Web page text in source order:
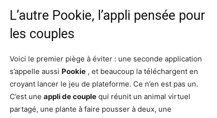
L’autre Pookie, l’appli pensée pour
les couples
Voici le premier piège à éviter : une seconde application
s’appelle aussi Pookie , et beaucoup la téléchargent en
croyant lancer le jeu de plateforme. Ce n’en est pas un.
C’est une appli de couple qui réunit un animal virtuel
partagé, une plante à faire pousser à deux, une